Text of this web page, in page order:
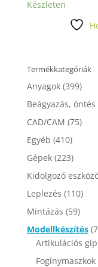
Készleten
Termékkategóriák
Anyagok (399)
Beágyazás, öntés
CAD/CAM (75)
Egyéb (410)
Gépek (223)
Kidolgozó
Leplezés (110)
Mintázás (59)
Modellkészítés
Artikulációs
Fogínymaszkok